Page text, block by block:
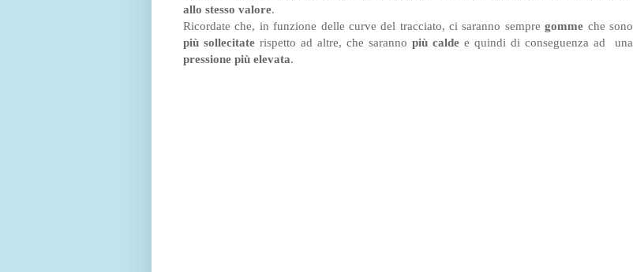
allo stesso valore.
Ricordate che, in funzione delle curve del tracciato, ci saranno sempregomme che sono
più sollecitate rispetto ad altre, che saranno più calde e quindi di conseguenza ad una
pressione più elevata.